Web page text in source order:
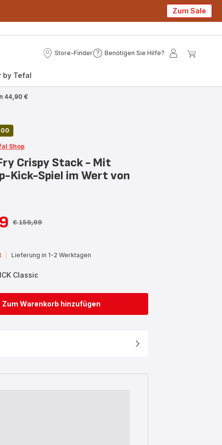
Zum Sale
Store-Finder
Store-
Benötigen Sie Hilfe?
Benötigen
Mein
by Tefal
44,90 €
Shop
Crispy Stack - Mit
Kick-Spiel im Wert von
€ 159,99
Lieferung in 1-2 Werktagen
Classic
Zum Warenkorb hinzufügen